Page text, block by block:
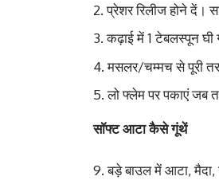
प्रेशर रिलीज होने दें।
कढ़ाई में 1 टेबलस्पून घी
मसलर/चम्मच से पूरी
लो फ्लेम पर पकाएं जब
सॉफ्ट आटा कैसे गूंथें
बड़े बाउल में आटा, मैदा,